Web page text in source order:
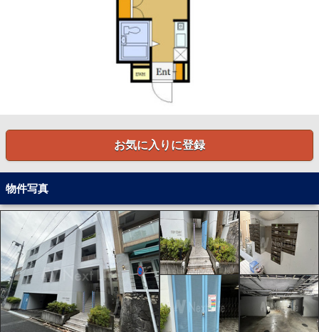
お気に入りに登録
物件写真